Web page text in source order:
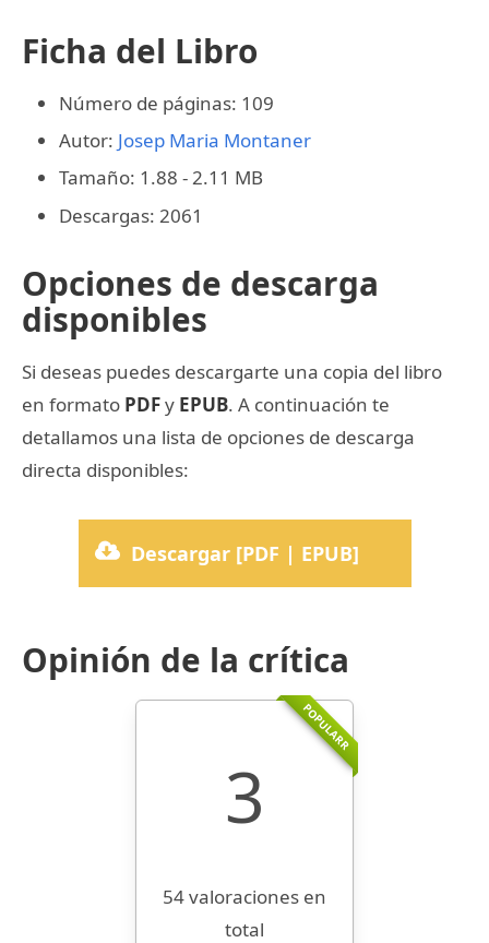
Ficha del Libro
Número de páginas: 109
Autor: Josep Maria Montaner
Tamaño: 1.88 - 2.11 MB
Descargas: 2061
Opciones de descarga
disponibles
Si deseas puedes descargarte una copia del libro
en formato PDFy EPUB. A continuación te
detallamos una lista de opciones de descarga
directa disponibles:
Descargar [PDF | EPUB]
Opinión de la crítica
POPULARR
3
54 valoraciones en
total